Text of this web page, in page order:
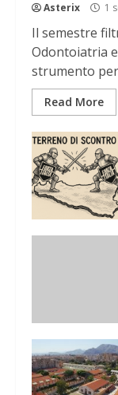
Asterix 1
Il semestre
Odontoiatria
strumento
Read More